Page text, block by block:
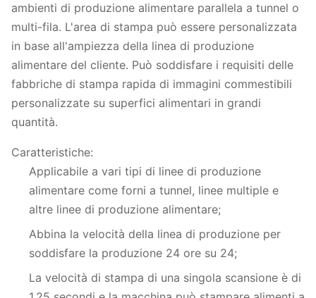
ambienti di produzione alimentare parallela a tunnel o
multi-fila. L'area di stampa può essere personalizzata
in base all'ampiezza della linea di produzione
alimentare del cliente. Può soddisfare i requisiti delle
fabbriche di stampa rapida di immagini commestibili
personalizzate su superfici alimentari in grandi
quantità.
Caratteristiche:
Applicabile a vari tipi di linee di produzione
alimentare come forni a tunnel, linee multiple e
altre linee di produzione alimentare;
Abbina la velocità della linea di produzione per
soddisfare la produzione 24 ore su 24;
La velocità di stampa di una singola scansione è di